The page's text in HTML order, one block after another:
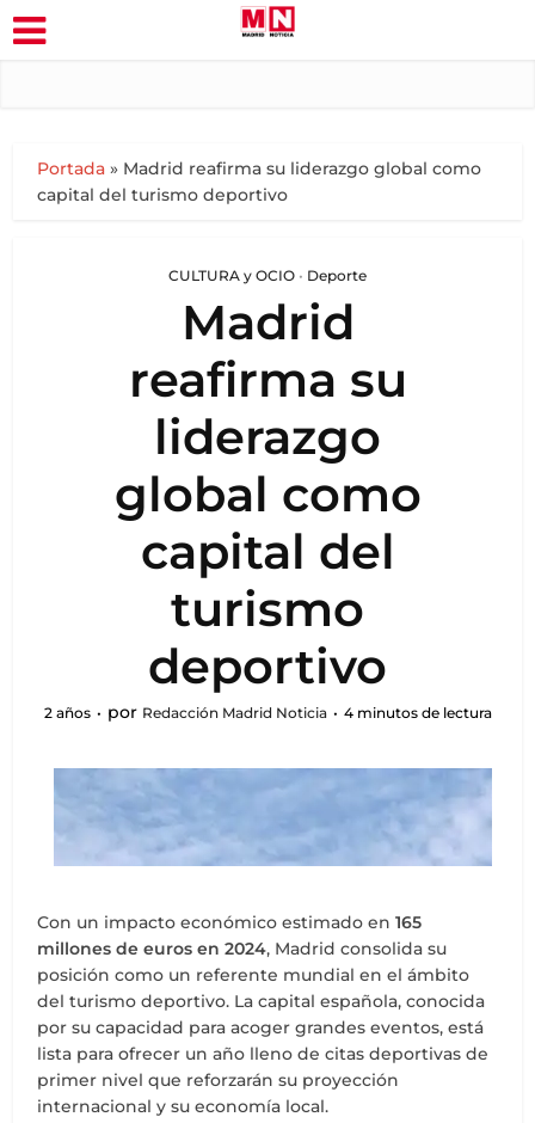
Portada » Madrid reafirma su liderazgo global como
capital del turismo deportivo
CULTURA y OCIO • Deporte
Madrid
reafirma su
liderazgo
global como
capital del
turismo
deportivo
2 años por Redacción Madrid Noticia 4 minutos de lectura
Con un impacto económico estimado en165
millones de euros en 2024, Madrid consolida su
posición como un referente mundial en el ámbito
del turismo deportivo. La capital española, conocida
por su capacidad para acoger grandes eventos, está
lista para ofrecer un año lleno de citas deportivas de
primer nivel que reforzarán su proyección
internacional y su economía local.